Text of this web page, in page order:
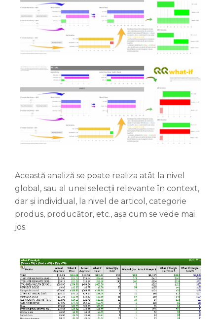
Această analiză se poate realiza atât la nivel
global, sau al unei selecții relevante în context,
dar și individual, la nivel de articol, categorie
produs, producător, etc., așa cum se vede mai
jos.